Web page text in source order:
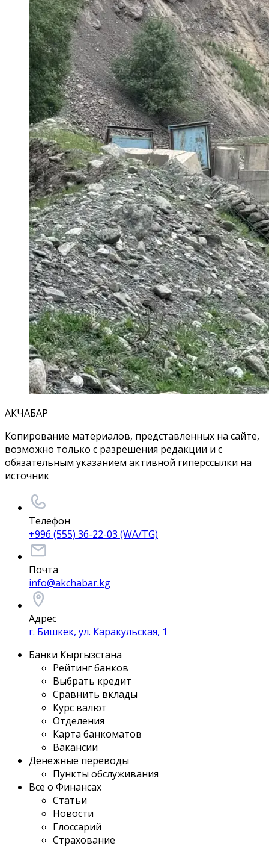
АКЧАБАР
Копирование материалов, представленных на сайте,
возможно только с разрешения редакции и с
обязательным указанием активной гиперссылки на
источник
Телефон
+996 (555) 36-22-03 (WA/TG)
Почта
info@akchabar.kg
Адрес
г. Бишкек, ул. Каракульская, 1
Банки Кыргызстана
Рейтинг банков
Выбрать кредит
Сравнить вклады
Курс валют
Отделения
Карта банкоматов
Вакансии
Денежные переводы
Пункты обслуживания
Все о Финансах
Статьи
Новости
Глоссарий
Страхование